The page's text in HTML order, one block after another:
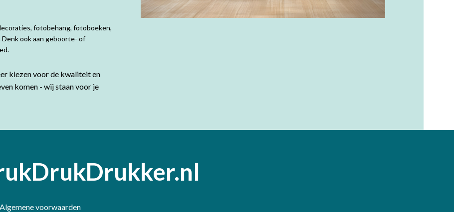
fotobehang, fotoboeken,
ook aan geboorte- of
kiezen voor de kwaliteit en
komen - wij staan voor je
Algemene voorwaarden